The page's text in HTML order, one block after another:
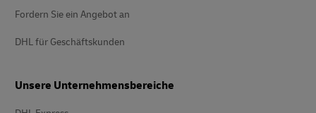
Fordern Sie ein Angebot an
DHL für Geschäftskunden
Unsere Unternehmensbereiche